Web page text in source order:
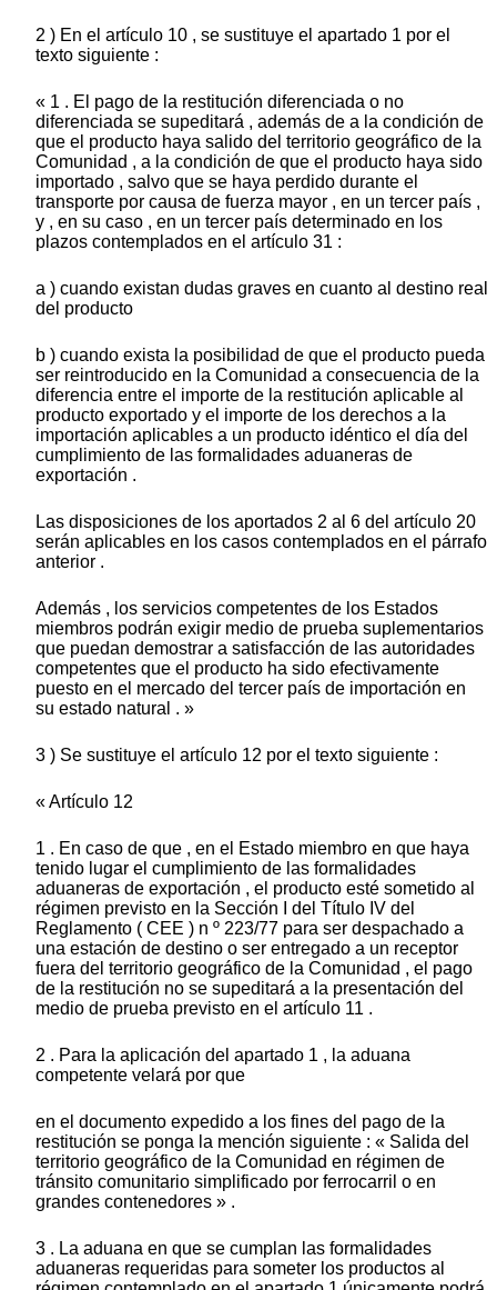
2 ) En el artículo 10 , se sustituye el apartado 1 por el
texto siguiente :
« 1 . El pago de la restitución diferenciada o no
diferenciada se supeditará , además de a la condición de
que el producto haya salido del territorio geográfico de la
Comunidad , a la condición de que el producto haya sido
importado , salvo que se haya perdido durante el
transporte por causa de fuerza mayor , en un tercer país ,
y , en su caso , en un tercer país determinado en los
plazos contemplados en el artículo 31 :
a ) cuando existan dudas graves en cuanto al destino real
del producto
b ) cuando exista la posibilidad de que el producto pueda
ser reintroducido en la Comunidad a consecuencia de la
diferencia entre el importe de la restitución aplicable al
producto exportado y el importe de los derechos a la
importación aplicables a un producto idéntico el día del
cumplimiento de las formalidades aduaneras de
exportación .
Las disposiciones de los aportados 2 al 6 del artículo 20
serán aplicables en los casos contemplados en el párrafo
anterior .
Además , los servicios competentes de los Estados
miembros podrán exigir medio de prueba suplementarios
que puedan demostrar a satisfacción de las autoridades
competentes que el producto ha sido efectivamente
puesto en el mercado del tercer país de importación en
su estado natural . »
3 ) Se sustituye el artículo 12 por el texto siguiente :
« Artículo 12
1 . En caso de que , en el Estado miembro en que haya
tenido lugar el cumplimiento de las formalidades
aduaneras de exportación , el producto esté sometido al
régimen previsto en la Sección I del Título IV del
Reglamento ( CEE ) n º 223/77 para ser despachado a
una estación de destino o ser entregado a un receptor
fuera del territorio geográfico de la Comunidad , el pago
de la restitución no se supeditará a la presentación del
medio de prueba previsto en el artículo 11 .
2 . Para la aplicación del apartado 1 , la aduana
competente velará por que
en el documento expedido a los fines del pago de la
restitución se ponga la mención siguiente : « Salida del
territorio geográfico de la Comunidad en régimen de
tránsito comunitario simplificado por ferrocarril o en
grandes contenedores » .
3 . La aduana en que se cumplan las formalidades
aduaneras requeridas para someter los productos al